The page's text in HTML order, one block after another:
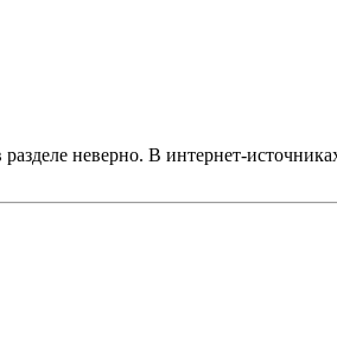
неверно. В интернет-